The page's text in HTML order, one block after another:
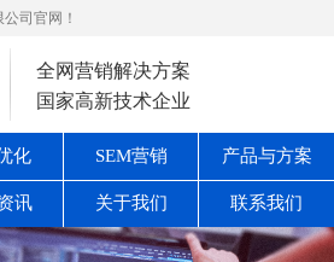
司官网！
全网营销解决方案
国家高新技术企业
化 SEM营销 产品与方案
讯 关于我们 联系我们